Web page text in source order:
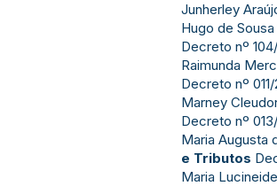
Junherley
Hugo de Sousa
Decreto nº
Raimunda
Decreto nº 011/
Marney
Decreto nº
Maria Augusta
e Tributos
Maria